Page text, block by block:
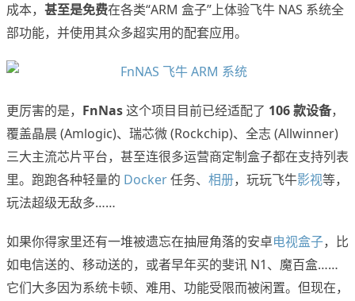
成本， 甚至是免费在各类“ARM 盒子”上体验飞牛 NAS 系统全
部功能，并使用其众多超实用的配套应用。
更厉害的是， FnNas这个项目目前已经适配了 106 款设备，
覆盖晶晨 (Amlogic)、瑞芯微 (Rockchip)、全志 (Allwinner)
三大主流芯片平台，甚至连很多运营商定制盒子都在支持列表
里。跑跑各种轻量的 Docker任务、 相册，玩玩飞牛影视等，
玩法超级无敌多……
如果你得家里还有一堆被遗忘在抽屉角落的安卓电视盒子，比
如电信送的、移动送的，或者早年买的斐讯 N1、魔百盒……
它们大多因为系统卡顿、难用、功能受限而被闲置。但现在，